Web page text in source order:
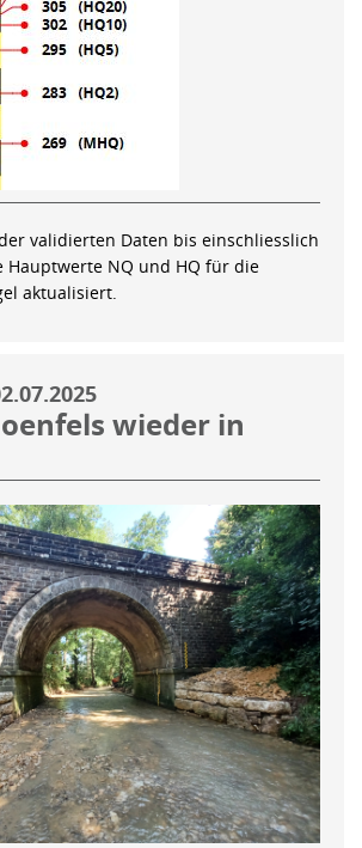
validierten Daten bis einschliesslich
Hauptwerte NQ und HQ für die
aktualisiert.
wieder in